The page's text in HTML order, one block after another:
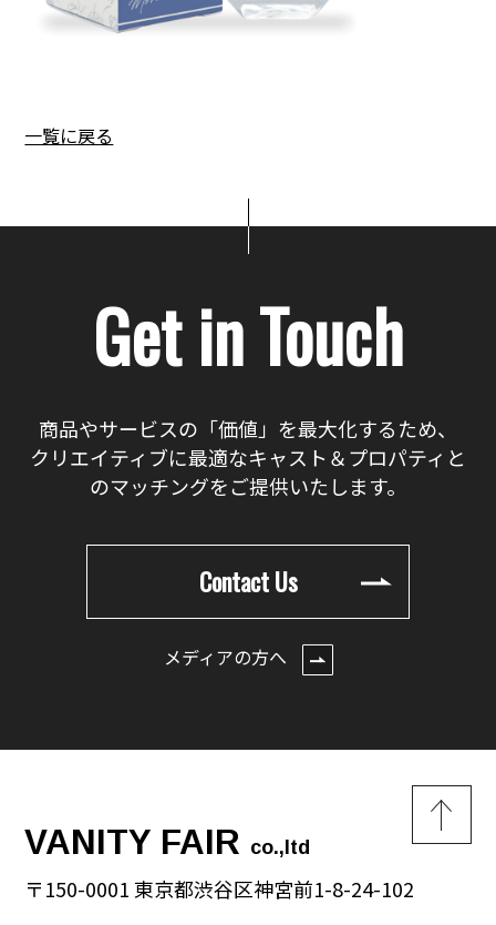
一覧に戻る
Get in Touch
商品やサービスの「価値」を最大化するため、
クリエイティブに最適なキャスト＆プロパティと
のマッチングをご提供いたします。
Contact Us
メディアの方へ
VANITY FAIR co.,ltd
〒150-0001 東京都渋谷区神宮前1-8-24-102